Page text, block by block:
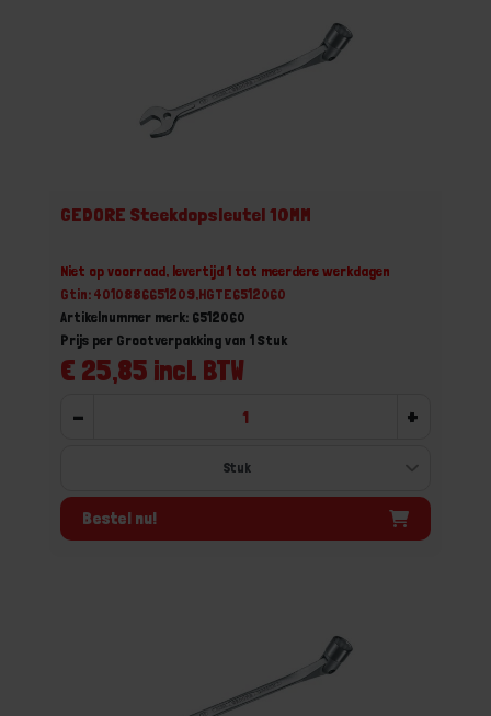
GEDORE Steekdopsleutel 10MM
Niet op voorraad, levertijd 1 tot meerdere werkdagen
Gtin: 4010886651209,HGTE6512060
Artikelnummer merk: 6512060
€ 25,85 incl. BTW
Prijs per Grootverpakking van 1 Stuk
- +
Bestel nu!